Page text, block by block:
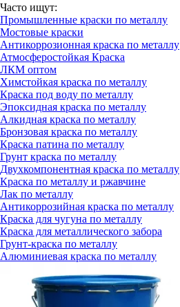
Часто ищут:
Промышленные краски по металлу
Мостовые краски
Антикоррозионная краска по металлу
Атмосферостойкая Краска
ЛКМ оптом
Химстойкая краска по металлу
Краска под воду по металлу
Эпоксидная краска по металлу
Алкидная краска по металлу
Бронзовая краска по металлу
Краска патина по металлу
Грунт краска по металлу
Двухкомпонентная краска по металлу
Краска по металлу и ржавчине
Лак по металлу
Антикоррозийная краска по металлу
Краска для чугуна по металлу
Краска для металлического забора
Грунт-краска по металлу
Алюминиевая краска по металлу